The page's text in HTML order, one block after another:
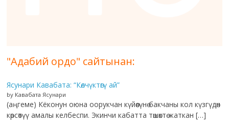
"Адабий ордо" сайтынан:
Ясунари Кавабата: “Көлчүктөгү ай”
by Кавабата Ясунари
(аңгеме) Кёконун оюна оорукчан күйөөсүнө бакчаны кол күзгүдөн
көрсөтүү амалы келбеспи. Экинчи кабатта төшөктө жаткан […]